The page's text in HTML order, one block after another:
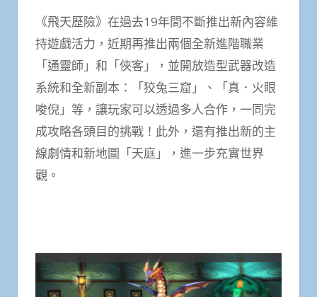
《飛天歷險》在過去19年間不斷推出新內容維
持遊戲活力，近期再推出兩個全新進階職業
「通靈師」和「俠客」，並開放造型武器改造
系統和全新副本：「狡兔三窟」、「真．火眼
唆倪」等，讓玩家可以透過多人合作，一同完
成攻略各頭目的挑戰！此外，還有推出新的主
線劇情和新地圖「天庭」，進一步充實世界
觀。